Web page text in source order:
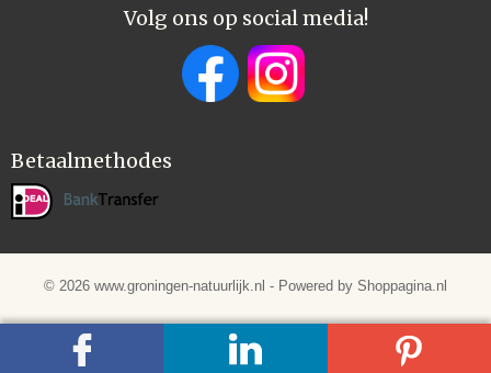
Volg ons op social media!
Betaalmethodes
© 2026 www.groningen-natuurlijk.nl - Powered by Shoppagina.nl